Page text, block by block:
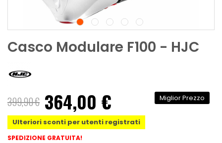
Casco Modulare F100 - HJC
399,90 € 364,00 €
Ulteriori sconti per utenti registrati
Miglior Prezzo
SPEDIZIONE GRATUITA!